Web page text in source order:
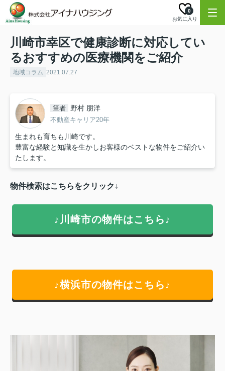
お気に入り
0
川崎市幸区で健康診断に対応してい
るおすすめの医療機関をご紹介
地域コラム 2021.07.27
筆者 野村 朋洋
不動産キャリア20年
生まれも育ちも川崎です。
豊富な経験と知識を生かしお客様のベストな物件をご紹介い
たします。
物件検索はこちらをクリック↓
♪川崎市の物件はこちら♪
♪横浜市の物件はこちら♪